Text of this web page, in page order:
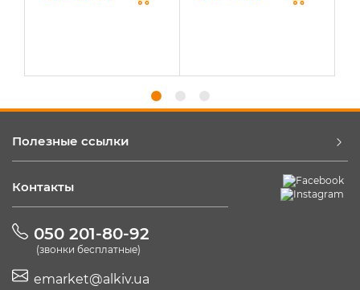
Полезные ссылки
Контакты
050 201-80-92
(звонки бесплатные)
emarket@alkiv.ua